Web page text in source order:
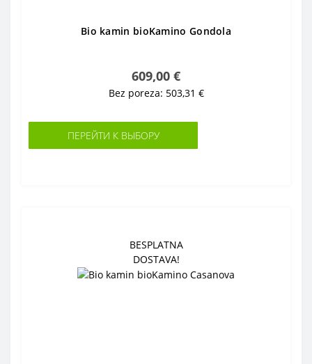
Bio kamin bioKamino Gondola
609,00 €
Bez poreza: 503,31 €
ПЕРЕЙТИ К ВЫБОРУ
BESPLATNA
DOSTAVA!